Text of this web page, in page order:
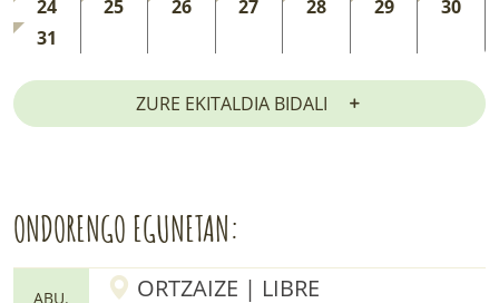
24
25 26 27 28 29
30
31
ZURE EKITALDIA BIDALI
ONDORENGO EGUNETAN:
ABU.
ORTZAIZE | LIBRE